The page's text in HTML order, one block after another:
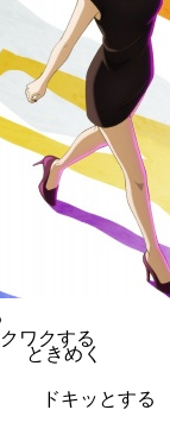
ワクする
ときめく
ドキッとする